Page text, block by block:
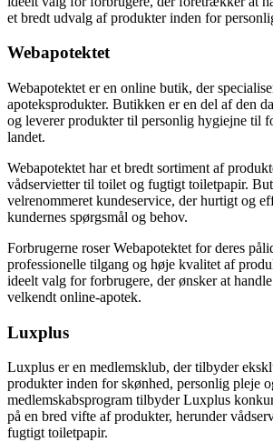
et bredt udvalg af produkter inden for
Webapotektet
Webapotektet er en online butik, der
apoteksprodukter. Butikken er en del af den
og leverer produkter til personlig hygiejne til
landet.
Webapotektet har et bredt sortiment af
vådservietter til toilet og fugtigt toiletpapir.
velrenommeret kundeservice, der hurtigt og
kundernes spørgsmål og behov.
Forbrugerne roser Webapotektet for deres
professionelle tilgang og høje kvalitet af
ideelt valg for forbrugere, der ønsker at
velkendt online-apotek.
Luxplus
Luxplus er en medlemsklub, der tilbyder
produkter inden for skønhed, personlig pleje
medlemskabsprogram tilbyder Luxplus
på en bred vifte af produkter, herunder
fugtigt toiletpapir.